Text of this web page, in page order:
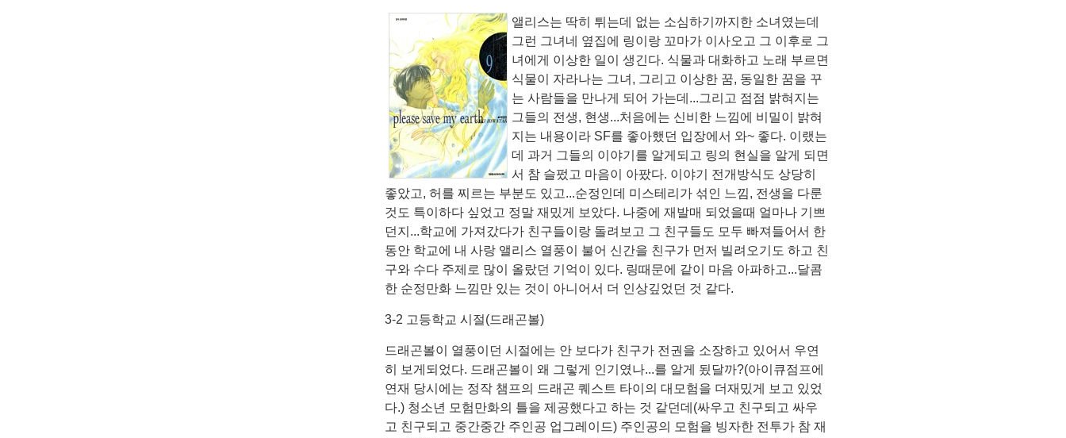
앨리스는 딱히 튀는데 없는 소심하기까지한 소녀였는데
그런 그녀네 옆집에 링이랑 꼬마가 이사오고 그 이후로 그
녀에게 이상한 일이 생긴다. 식물과 대화하고 노래 부르면
식물이 자라나는 그녀, 그리고 이상한 꿈, 동일한 꿈을 꾸
는 사람들을 만나게 되어 가는데...그리고 점점 밝혀지는
그들의 전생, 현생...처음에는 신비한 느낌에 비밀이 밝혀
지는 내용이라 SF를 좋아했던 입장에서 와~ 좋다. 이랬는
데 과거 그들의 이야기를 알게되고 링의 현실을 알게 되면
서 참 슬펐고 마음이 아팠다. 이야기 전개방식도 상당히
좋았고, 허를 찌르는 부분도 있고...순정인데 미스테리가 섞인 느낌, 전생을 다룬
것도 특이하다 싶었고 정말 재밌게 보았다. 나중에 재발매 되었을때 얼마나 기쁘
던지...학교에 가져갔다가 친구들이랑 돌려보고 그 친구들도 모두 빠져들어서 한
동안 학교에 내 사랑 앨리스 열풍이 불어 신간을 친구가 먼저 빌려오기도 하고 친
구와 수다 주제로 많이 올랐던 기억이 있다. 링때문에 같이 마음 아파하고...달콤
한 순정만화 느낌만 있는 것이 아니어서 더 인상깊었던 것 같다.
3-2 고등학교 시절(드래곤볼)
드래곤볼이 열풍이던 시절에는 안 보다가 친구가 전권을 소장하고 있어서 우연
히 보게되었다. 드래곤볼이 왜 그렇게 인기였나...를 알게 됬달까?(아이큐점프에
연재 당시에는 정작 챔프의 드래곤 퀘스트 타이의 대모험을 더재밌게 보고 있었
다.) 청소년 모험만화의 틀을 제공했다고 하는 것 같던데(싸우고 친구되고 싸우
고 친구되고 중간중간 주인공 업그레이드) 주인공의 모험을 빙자한 전투가 참 재